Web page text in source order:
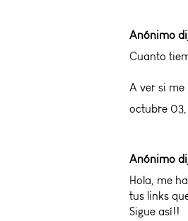
Anónimo
Cuanto
A ver si
octubre
Anónimo
Hola, me
tus links
Sigue así!!